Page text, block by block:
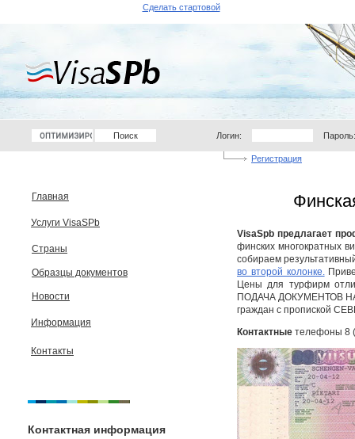
Сделать стартовой
Логин: Пароль:
Регистрация
Главная
Услуги VisaSPb
Страны
Образцы документов
Новости
Информация
Контакты
Контактная информация
VisaSpb предлагает
финских многократных
собираем
во второй колонке.
Цены для турфирм
ПОДАЧА ДОКУМЕНТОВ
граждан с пропиской
Контактные телефоны 8